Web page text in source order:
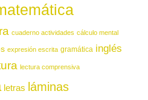
cuaderno actividades cálculo mental
expresión escrita gramática inglés
lectura comprensiva
letras láminas